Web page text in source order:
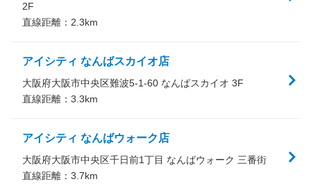
2F
直線距離： 2.3km
アイシティ なんばスカイオ店
大阪府大阪市中央区難波5-1-60 なんばスカイオ 3F
直線距離： 3.3km
アイシティ なんばウォーク店
大阪府大阪市中央区千日前1丁目 なんばウォーク 三番街
直線距離： 3.7km